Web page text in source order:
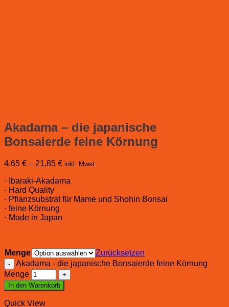
Akadama – die japanische
Bonsaierde feine Körnung
4,65 € – 21,85 € inkl. Mwst.
· Ibaraki-Akadama
· Hard Quality
· Pflanzsubstrat für Mame und Shohin Bonsai
· feine Körnung
· Made in Japan
Menge
Zurücksetzen
Akadama - die japanische Bonsaierde feine Körnung
Menge
In den Warenkorb
Quick View